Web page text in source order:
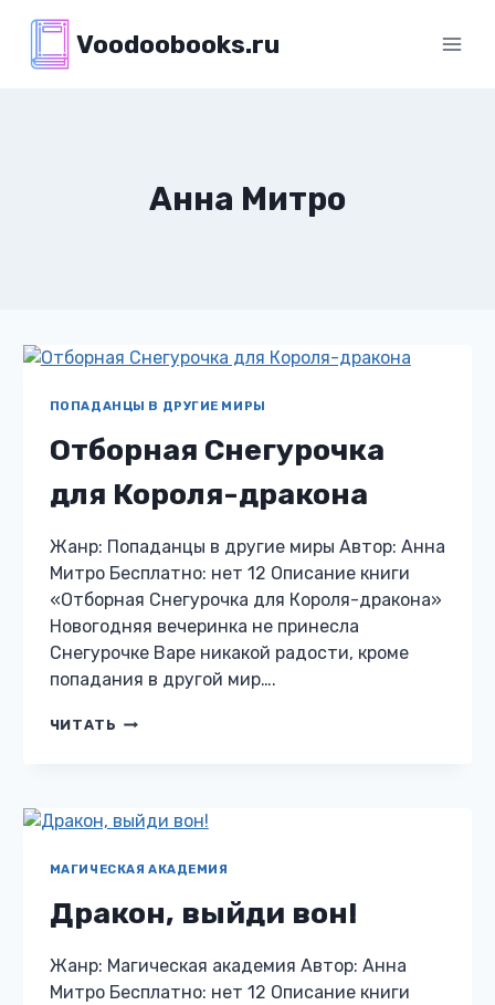
содержимому
Voodoobooks.ru
Анна Митро
ПОПАДАНЦЫ В ДРУГИЕ МИРЫ
Отборная Снегурочка
для Короля-дракона
Жанр: Попаданцы в другие миры Автор: Анна
Митро Бесплатно: нет 12 Описание книги
«Отборная Снегурочка для Короля-дракона»
Новогодняя вечеринка не принесла
Снегурочке Варе никакой радости, кроме
попадания в другой мир….
ЧИТАТЬ ОТБОРНАЯ
МАГИЧЕСКАЯ АКАДЕМИЯ
Дракон, выйди вон!
Жанр: Магическая академия Автор: Анна
Митро Бесплатно: нет 12 Описание книги